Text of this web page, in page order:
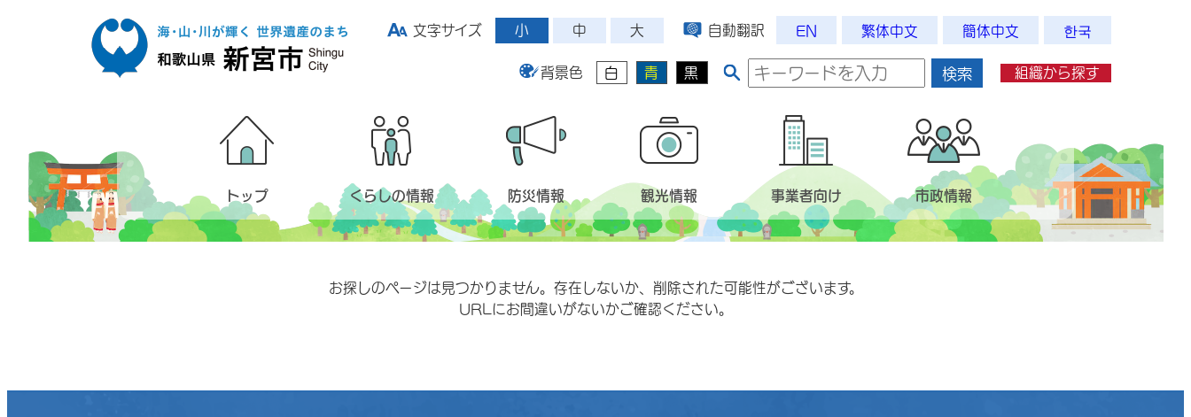
文字サイズ
小 中 大 自動翻訳 EN 繁体中文 簡体中文 한국
背景色 白 青 黒 検索 組織から探す
トップ くらしの情報 防災情報 観光情報 事業者向け 市政情報
お探しのページは見つかりません。存在しないか、削除された可能性がございます。
URLにお間違いがないかご確認ください。